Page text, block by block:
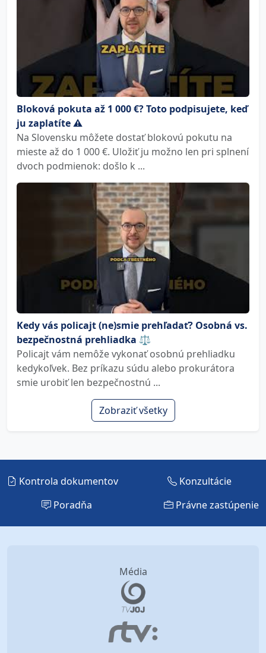
Bloková pokuta až 1 000 €? Toto podpisujete, keď
ju zaplatíte ⚠️
Na Slovensku môžete dostať blokovú pokutu na
mieste až do 1 000 €. Uložiť ju možno len pri splnení
dvoch podmienok: došlo k ...
Kedy vás policajt (ne)smie prehľadať? Osobná vs.
bezpečnostná prehliadka ⚖️
Policajt vám nemôže vykonať osobnú prehliadku
kedykoľvek. Bez príkazu súdu alebo prokurátora
smie urobiť len bezpečnostnú ...
Zobraziť všetky
Kontrola dokumentov
Konzultácie
Poradňa
Právne zastúpenie
Média